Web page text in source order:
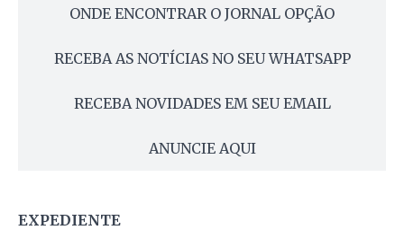
ONDE ENCONTRAR O JORNAL OPÇÃO
RECEBA AS NOTÍCIAS NO SEU WHATSAPP
RECEBA NOVIDADES EM SEU EMAIL
ANUNCIE AQUI
EXPEDIENTE